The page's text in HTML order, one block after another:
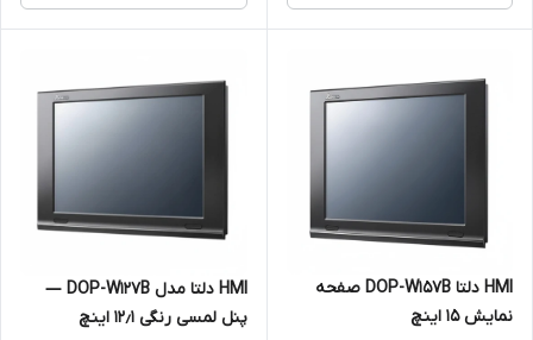
HMI دلتا DOP-W157B صفحه
نمایش 15 اینچ
HMI دلتا مدل DOP-W127B —
پنل لمسی رنگی ۱۲٫۱ اینچ